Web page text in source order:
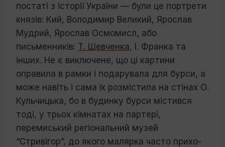
постаті з історії України — були це портрети
князів: Кий, Володимир Вели­кий, Ярослав
Мудрий, Ярослав Осмомисл, або
письменників: Т. Шевченка, І. Франка та
інших. Не є виключене, що ці картини
оправила в рамки і подарувала для бурси, а
може навіть і сама їх розмістила на сті­нах О.
Кульчицька, бо в будинку бурси містився
тоді, у трьох кімнатах на партері,
перемиський регіональний музей
“Стривігор”, до якого малярка часто прихо­